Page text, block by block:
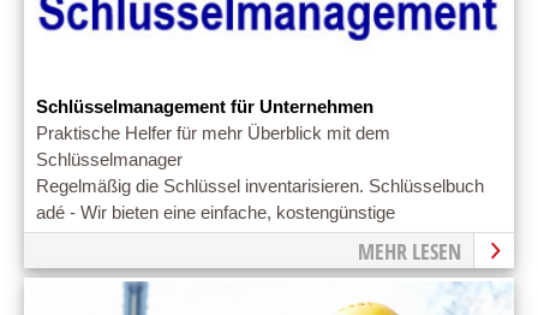
Schlüsselmanagement für Unternehmen
Praktische Helfer für mehr Überblick mit dem
Schlüsselmanager
Regelmäßig die Schlüssel inventarisieren. Schlüsselbuch
adé - Wir bieten eine einfache, kostengünstige
Schlüsselsoftware.
MEHR LESEN